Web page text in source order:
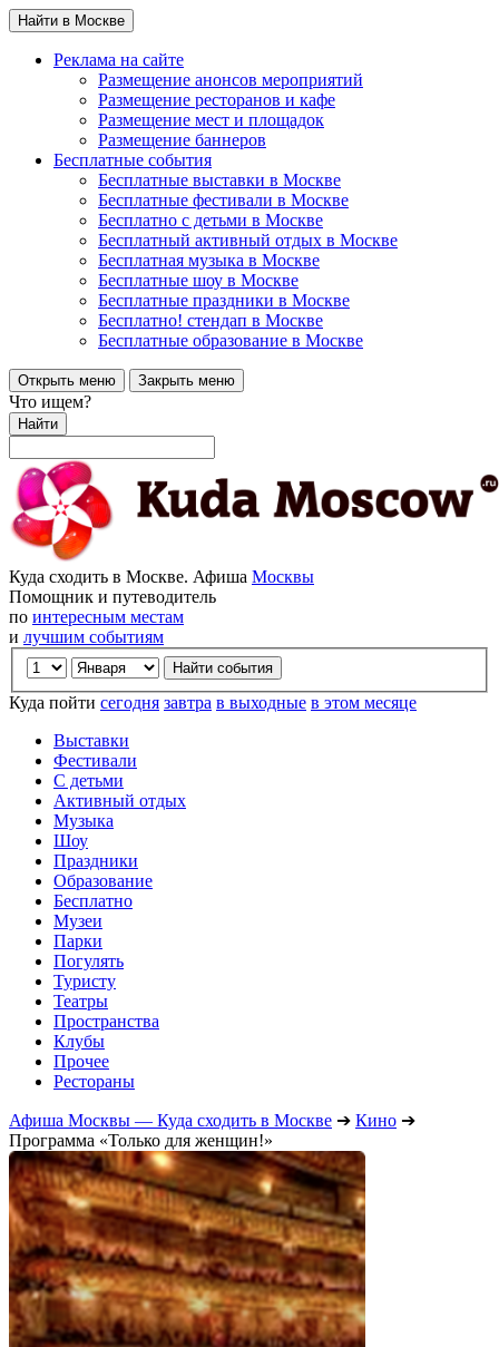
Найти в Москве
Реклама на сайте
Размещение анонсов мероприятий
Размещение ресторанов и кафе
Размещение мест и площадок
Размещение баннеров
Бесплатные события
Бесплатные выставки в Москве
Бесплатные фестивали в Москве
Бесплатно с детьми в Москве
Бесплатный активный отдых в Москве
Бесплатная музыка в Москве
Бесплатные шоу в Москве
Бесплатные праздники в Москве
Бесплатно! стендап в Москве
Бесплатные образование в Москве
Открыть меню Закрыть меню
Что ищем?
Найти
Куда сходить в Москве. Афиша Москвы
Помощник и путеводитель
по интересным местам
и лучшим событиям
Куда пойти сегодня завтра в выходные в этом месяце
Выставки
Фестивали
С детьми
Активный отдых
Музыка
Шоу
Праздники
Образование
Бесплатно
Музеи
Парки
Погулять
Туристу
Театры
Пространства
Клубы
Прочее
Рестораны
Афиша Москвы — Куда сходить в Москве ➔ Кино ➔
Программа «Только для женщин!»